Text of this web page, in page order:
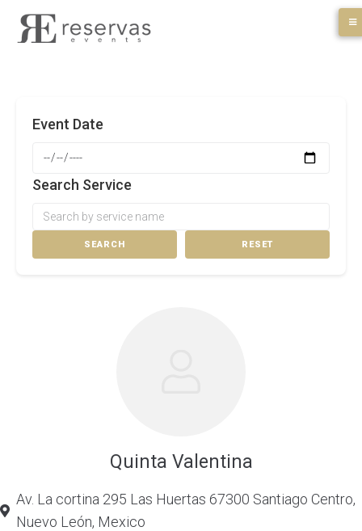
Event Date
Search Service
SEARCH RESET
Quinta Valentina
Av. La cortina 295 Las Huertas 67300 Santiago Centro,
Nuevo León, Mexico